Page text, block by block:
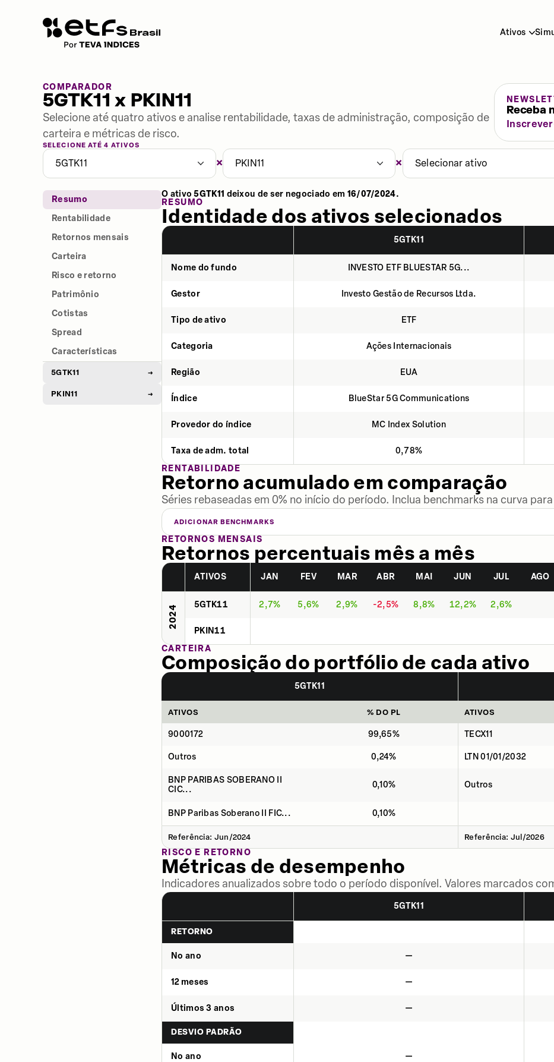
Ativos
COMPARADOR
5GTK11 x PKIN11
Selecione até quatro ativos e analise rentabilidade, taxas de administração, composição de
carteira e métricas de risco.
Receba
SELECIONE ATÉ 4 ATIVOS
5GTK11 × PKIN11 × Selecionar ativo
Resumo
Rentabilidade
Retornos mensais
Carteira
Risco e retorno
Patrimônio
Cotistas
Spread
Características
5GTK11 →
PKIN11 →
O ativo5GTK11 deixou de ser negociado em 16/07/2024.
RESUMO
Identidade dos ativos selecionados
5GTK11
Nome do fundo INVESTO ETF BLUESTAR 5G...
Gestor Investo Gestão de Recursos Ltda.
Tipo de ativo ETF
Categoria Ações Internacionais
Região EUA
Índice BlueStar 5G Communications
Provedor do índice MC Index Solution
Taxa de adm. total 0,78%
RENTABILIDADE
Retorno acumulado em comparação
Séries rebaseadas em 0% no início do período. Inclua benchmarks na curva
ADICIONAR BENCHMARKS
RETORNOS MENSAIS
Retornos percentuais mês a mês
ATIVOS JAN FEV MAR ABR MAI JUN JUL AGO
2024 5GTK11 2,7% 5,6% 2,9% -2,5% 8,8% 12,2% 2,6%
PKIN11
CARTEIRA
Composição do portfólio de cada ativo
5GTK11
ATIVOS % DO PL ATIVOS
9000172 99,65% TECX11
Outros 0,24% LTN 01/01/2032
BNP PARIBAS SOBERANO II
CIC...
0,10% Outros
BNP Paribas Soberano II FIC... 0,10%
Referência: Jun/2024 Referência: Jul/2026
RISCO E RETORNO
Métricas de desempenho
Indicadores anualizados sobre todo o período disponível. Valores marcados
5GTK11
RETORNO
No ano —
12 meses —
Últimos 3 anos —
DESVIO PADRÃO
No ano —